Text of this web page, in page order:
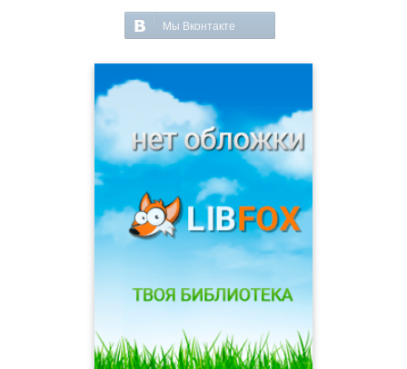
Мы Вконтакте